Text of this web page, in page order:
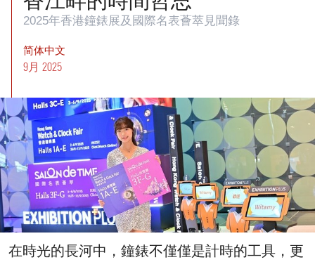
2025年香港鐘錶展及國際名表薈萃見聞錄
简体中文
9月 2025
在時光的長河中，鐘錶不僅僅是計時的工具，更